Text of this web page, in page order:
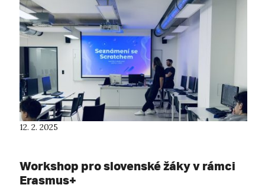
12. 2. 2025
Workshop pro slovenské žáky v rámci
Erasmus+